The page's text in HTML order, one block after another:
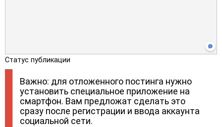
Статус публикации
Важно: для отложенного постинга нужно
установить специальное приложение на
смартфон. Вам предложат сделать это
сразу после регистрации и ввода аккаунта
социальной сети.